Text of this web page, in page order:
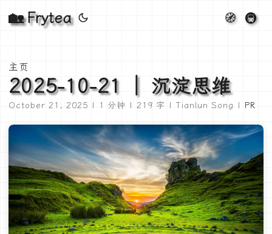
🏡 Frytea 🧭 🚇
主页
2025-10-21 ｜ 沉淀思维
October 21, 2025 | 1 分钟 | 219 字 | Tianlun Song | PR